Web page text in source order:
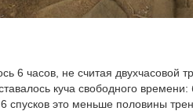
6 часов, не считая двухчасовой
куча свободного времени:
это меньше половины